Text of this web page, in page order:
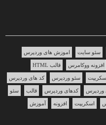
سئو سایت اموزش های وردپرس
افزونه ووکامرس قالب HTML
سئو وردپرس کد های وردپرس
وردپرس کدهای وردپرس قالب سئو
اسکریپت افزونه آموزش